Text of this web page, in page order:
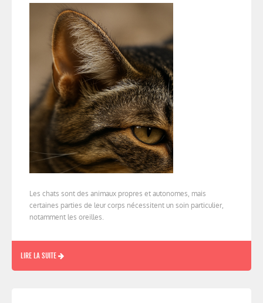
Les chats sont des animaux propres et autonomes, mais
certaines parties de leur corps nécessitent un soin particulier,
notamment les oreilles.
LIRE LA SUITE